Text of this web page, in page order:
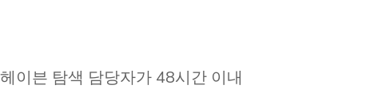
이븐 탐색 담당자가 48시간 이내